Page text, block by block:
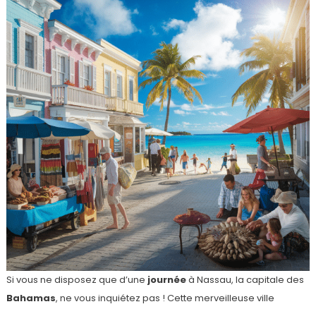
Si vous ne disposez que d’une journéeà Nassau, la capitale des
Bahamas, ne vous inquiétez pas ! Cette merveilleuse ville